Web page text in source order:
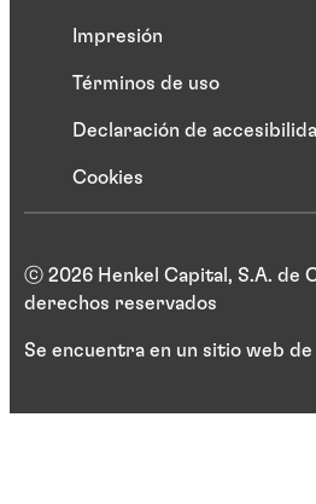
Impresión
Términos de uso
Declaración de
Cookies
ⓒ 2026 Henkel Capital, S.A. de
derechos reservados
Se encuentra en un sitio web